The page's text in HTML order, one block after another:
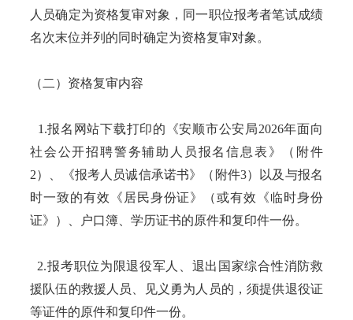
人员确定为资格复审对象，同一职位报考者笔试成绩
名次末位并列的同时确定为资格复审对象。
（二）资格复审内容
1.报名网站下载打印的《安顺市公安局2026年面向
社会公开招聘警务辅助人员报名信息表》（附件
2）、《报考人员诚信承诺书》（附件3）以及与报名
时一致的有效《居民身份证》（或有效《临时身份
证》）、户口簿、学历证书的原件和复印件一份。
2.报考职位为限退役军人、退出国家综合性消防救
援队伍的救援人员、见义勇为人员的，须提供退役证
等证件的原件和复印件一份。